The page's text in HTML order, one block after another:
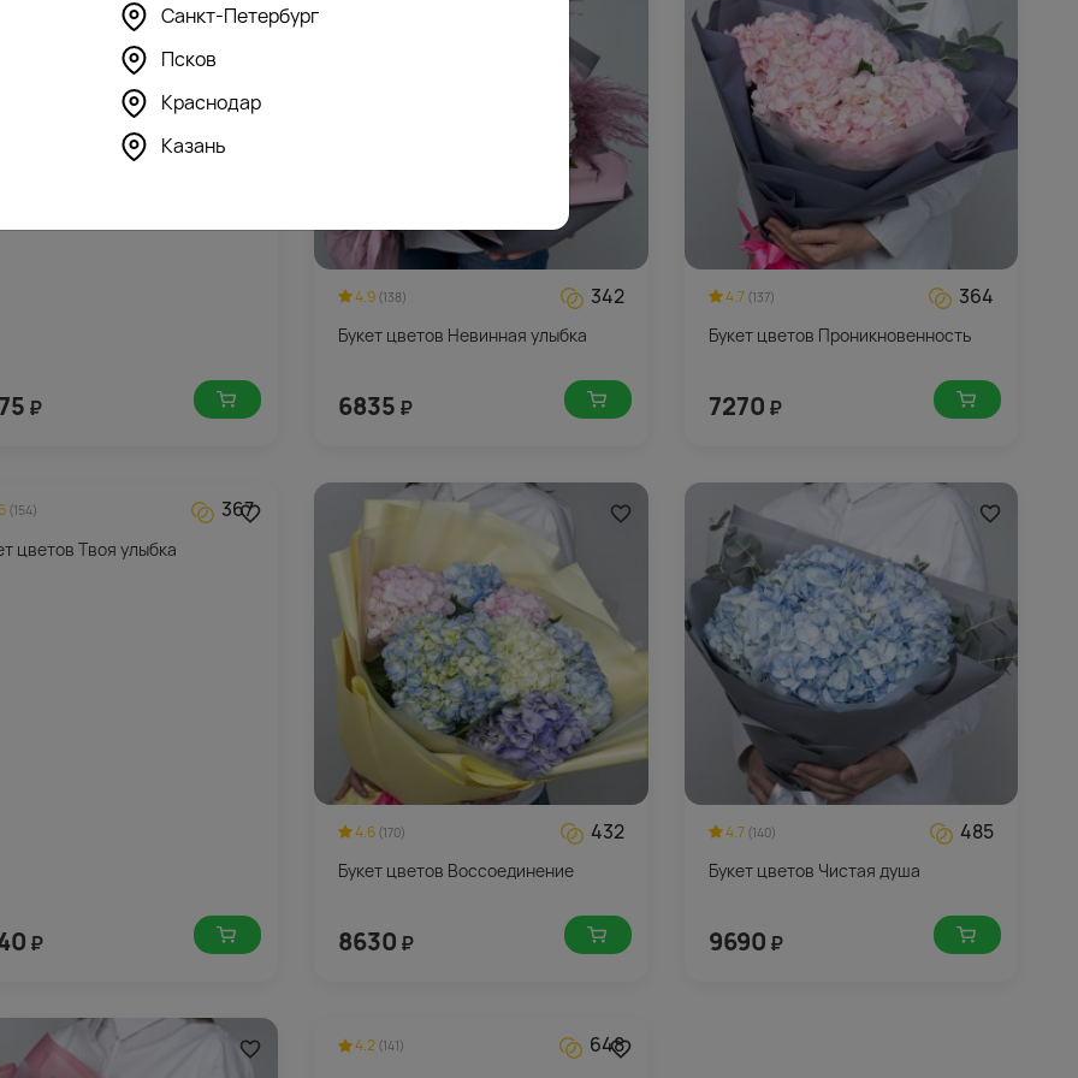
цветов Нежная улыбка
₽
4.9 (138) 342
Букет цветов Невинная улыбка
6835 ₽
4.7 (137) 364
Букет цветов Проникновенность
7270 ₽
(154) 367
цветов Твоя улыбка
₽
4.6 (170) 432
Букет цветов Воссоединение
8630 ₽
4.7 (140) 485
Букет цветов Чистая душа
9690 ₽
4.2 (141) 648
Санкт-Петербург
Псков
Краснодар
Казань